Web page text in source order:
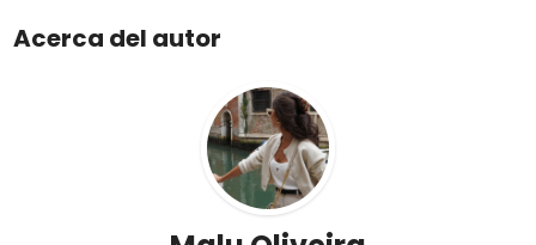
Acerca del autor